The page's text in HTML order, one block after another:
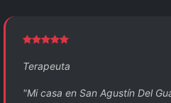
Terapeuta
"Mi casa en San Agustín Del